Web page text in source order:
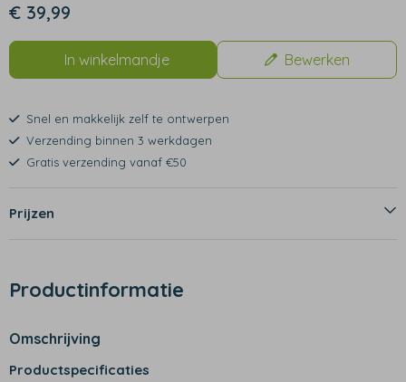
€ 39,99
In winkelmandje Bewerken
Snel en makkelijk zelf te ontwerpen
Verzending binnen 3 werkdagen
Gratis verzending vanaf €50
Prijzen
Productinformatie
Omschrijving
Productspecificaties